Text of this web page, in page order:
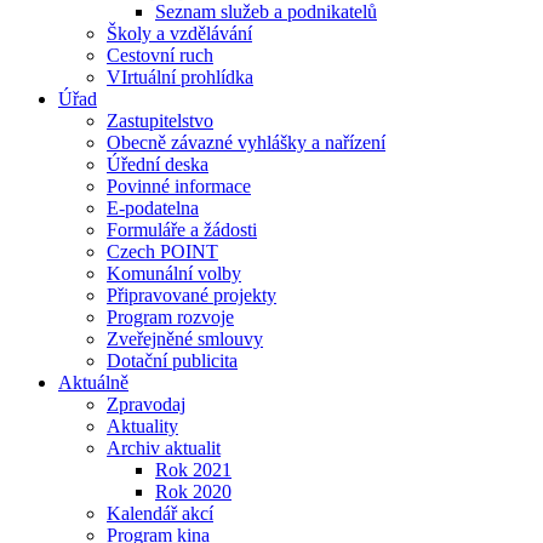
Seznam služeb a podnikatelů
Školy a vzdělávání
Cestovní ruch
VIrtuální prohlídka
Úřad
Zastupitelstvo
Obecně závazné vyhlášky a nařízení
Úřední deska
Povinné informace
E-podatelna
Formuláře a žádosti
Czech POINT
Komunální volby
Připravované projekty
Program rozvoje
Zveřejněné smlouvy
Dotační publicita
Aktuálně
Zpravodaj
Aktuality
Archiv aktualit
Rok 2021
Rok 2020
Kalendář akcí
Program kina